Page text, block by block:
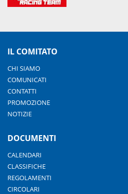
IL COMITATO
CHI SIAMO
COMUNICATI
CONTATTI
PROMOZIONE
NOTIZIE
DOCUMENTI
CALENDARI
CLASSIFICHE
REGOLAMENTI
CIRCOLARI